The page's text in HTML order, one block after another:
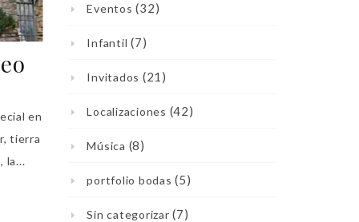
en
tierra
la...
Eventos (32)
Infantil (7)
Invitados (21)
Localizaciones (42)
Música (8)
portfolio bodas (5)
Sin categorizar (7)